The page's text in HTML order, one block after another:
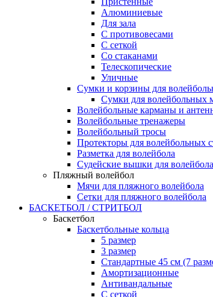
Алюминиевые
Для зала
С противовесами
С сеткой
Со стаканами
Телескопические
Уличные
Сумки и корзины для
Сумки для волейбольных
Волейбольные карманы и
Волейбольные тренажеры
Волейбольный тросы
Протекторы для волейбольных
Разметка для волейбола
Судейские вышки для волейбола
Пляжный волейбол
Мячи для пляжного волейбола
Сетки для пляжного волейбола
БАСКЕТБОЛ / СТРИТБОЛ
Баскетбол
Баскетбольные кольца
5 размер
3 размер
Стандартные 45 см (7
Амортизационные
Антивандальные
С сеткой